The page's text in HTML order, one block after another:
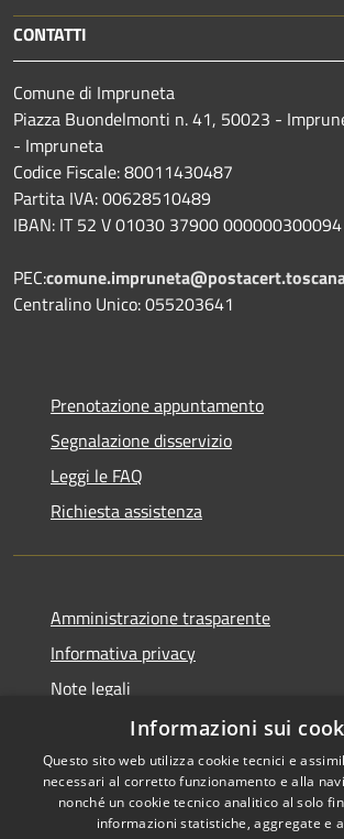
CONTATTI
Comune di Impruneta
Piazza Buondelmonti n. 41, 50023 -
- Impruneta
Codice Fiscale: 80011430487
Partita IVA: 00628510489
IBAN: IT 52 V 01030 37900 000000300094
PEC:
Centralino Unico: 055203641
Prenotazione appuntamento
Segnalazione disservizio
Leggi le FAQ
Richiesta assistenza
Amministrazione trasparente
Informativa privacy
Note legali
Dichiarazione di accessibilità
Copyright
Informazioni sui
Questo sito web utilizza cookie tecnici e
necessari al corretto funzionamento e alla
nonché un cookie tecnico analitico al solo
informazioni statistiche, aggregate e